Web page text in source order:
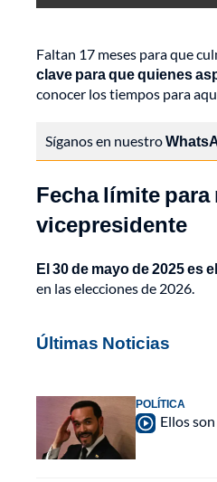
Faltan 17 meses para que
clave para que quienes
conocer los tiempos para
Síganos en nuestro
Fecha límite
vicepresidente
El 30 de mayo de 2025 es
en las elecciones de 2026.
Últimas Noticias
POLÍTICA
Ellos